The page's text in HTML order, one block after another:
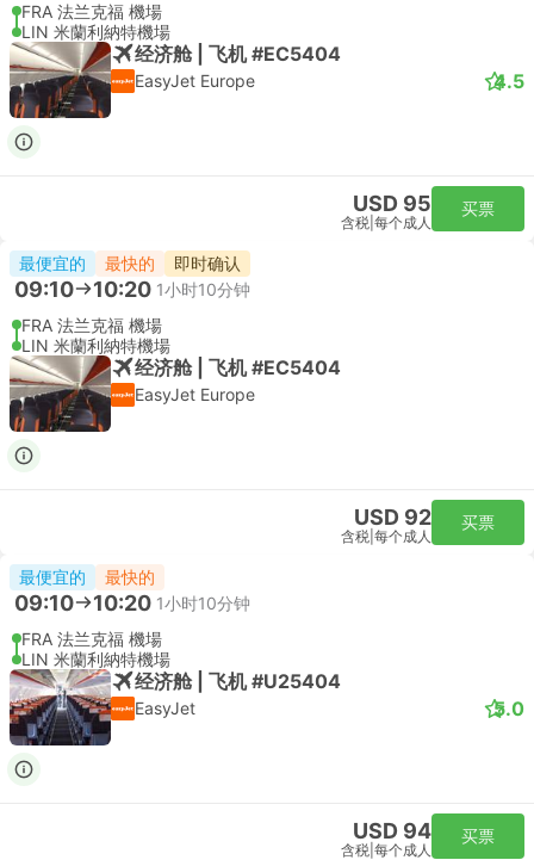
FRA 法兰克福 機場
LIN 米蘭利納特機場
经济舱 | 飞机 #EC5404
EasyJet Europe 4.5
USD 95
含税 每个成人
买票
最便宜的 最快的 即时确认
09:10 10:20 1小时10分钟
FRA 法兰克福 機場
LIN 米蘭利納特機場
经济舱 | 飞机 #EC5404
EasyJet Europe
USD 92
含税 每个成人
买票
最便宜的 最快的
09:10 10:20 1小时10分钟
FRA 法兰克福 機場
LIN 米蘭利納特機場
经济舱 | 飞机 #U25404
EasyJet 5.0
USD 94
含税 每个成人
买票